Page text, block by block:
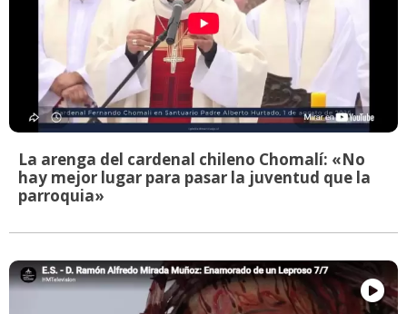
La arenga del cardenal chileno Chomalí: «No
hay mejor lugar para pasar la juventud que la
parroquia»